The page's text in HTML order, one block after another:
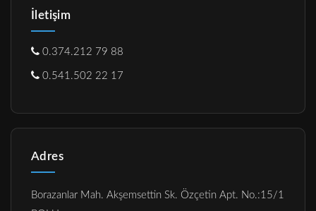
İletişim
0.374.212 79 88
0.541.502 22 17
Adres
Borazanlar Mah. Akşemsettin Sk. Özçetin Apt. No.:15/1